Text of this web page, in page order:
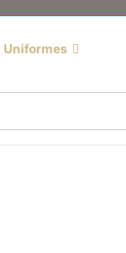
Uniformes